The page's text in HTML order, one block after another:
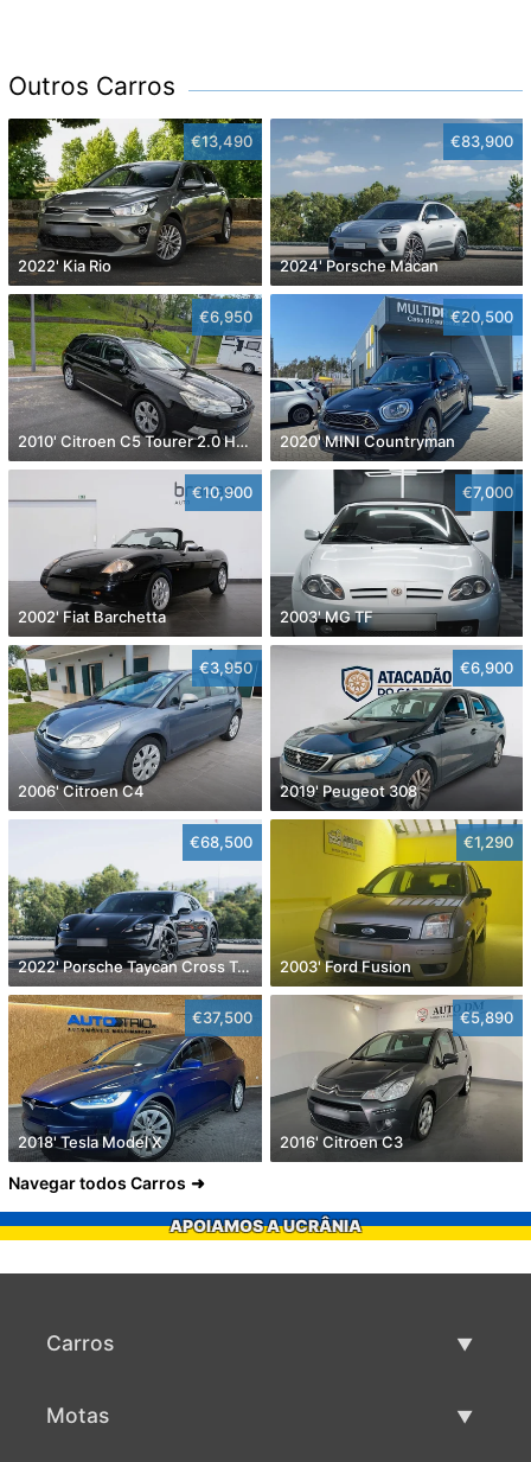
Outros Carros
€13,490
2022' Kia Rio
€83,900
2024' Porsche Macan
€6,950
2010' Citroen C5 Tourer 2.0 Hdi Exclusive
€20,500
2020' MINI Countryman
€10,900
2002' Fiat Barchetta
€7,000
2003' MG TF
€3,950
2006' Citroen C4
€6,900
2019' Peugeot 308
€68,500
2022' Porsche Taycan Cross Turismo 4
€1,290
2003' Ford Fusion
€37,500
2018' Tesla Model X
€5,890
2016' Citroen C3
Navegar todos Carros
APOIAMOS A UCRÂNIA
Carros
Motas